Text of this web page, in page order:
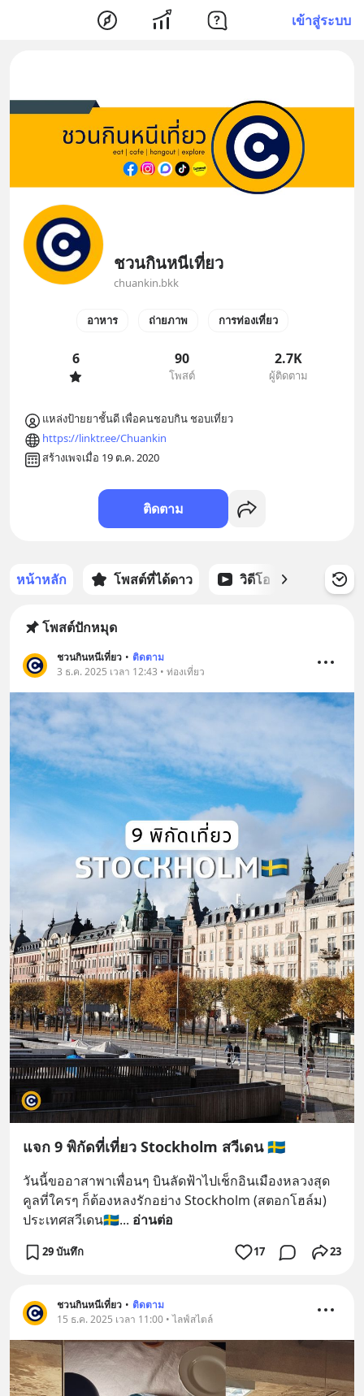
เข้าสู่ระบบ
ชวนกินหนีเที่ยว
chuankin.bkk
อาหาร ถ่ายภาพ การท่องเที่ยว
6 90
โพสต์
2.7K
ผู้ติดตาม
แหล่งป้ายยาชั้นดี เพื่อคนชอบกิน ชอบเที่ยว
https://linktr.ee/Chuankin
สร้างเพจเมื่อ 19 ต.ค. 2020
ติดตาม
หน้าหลัก โพสต์ที่ได้ดาว วิดีโอ พอดแ
โพสต์ปักหมุด
ชวนกินหนีเที่ยว • ติดตาม
3 ธ.ค. 2025 เวลา 12:43 • ท่องเที่ยว
แจก 9 พิกัดที่เที่ยว Stockholm สวีเดน 🇸🇪
วันนี้ขออาสาพาเพื่อนๆ บินลัดฟ้าไปเช็กอินเมืองหลวงสุด
คูลที่ใครๆ ก็ต้องหลงรักอย่าง Stockholm (สตอกโฮล์ม)
ประเทศสวีเดน🇸🇪... อ่านต่อ
29 บันทึก 17 23
ชวนกินหนีเที่ยว • ติดตาม
15 ธ.ค. 2025 เวลา 11:00 • ไลฟ์สไตล์